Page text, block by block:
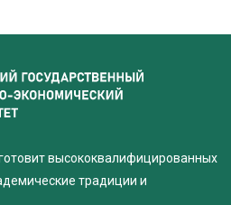
высококвалифицированных
традиции и